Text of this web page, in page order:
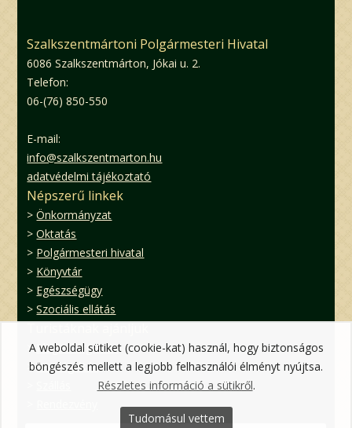
Szalkszentmártoni Polgármesteri Hivatal
6086 Szalkszentmárton, Jókai u. 2.
Telefon:
06-(76) 850-550
E-mail:
info@szalkszentmarton.hu
adatvédelmi tájékoztató
Népszerű linkek
>Önkormányzat
>Oktatás
> Polgármesteri hivatal
> Könyvtár
> Egészségügy
>Szociális ellátás
> Idegenforgalom
>Vendéglátás
A weboldal sütiket (cookie-kat) használ, hogy biztonságos
böngészés mellett a legjobb felhasználói élményt nyújtsa.
Részletes információ a sütikről.
Tudomásul vettem